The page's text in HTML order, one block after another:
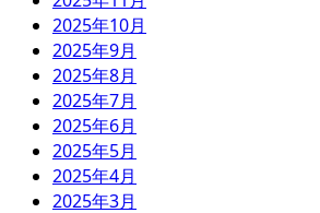
2025年10月
2025年9月
2025年8月
2025年7月
2025年6月
2025年5月
2025年4月
2025年3月